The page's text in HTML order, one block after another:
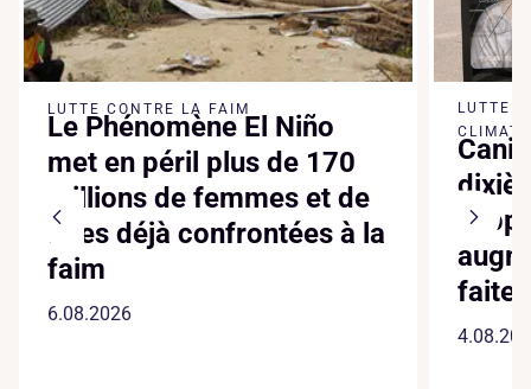
LUTTE CONTRE LA FAIM
Le Phénomène El Niño
met en péril plus de 170
millions de femmes et de
filles déjà confrontées à la
faim
6.08.2026
LUTTE